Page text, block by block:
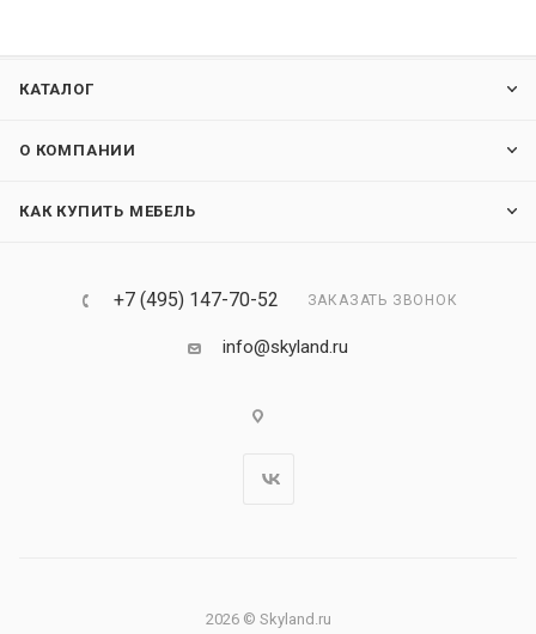
КАТАЛОГ
О КОМПАНИИ
КАК КУПИТЬ МЕБЕЛЬ
+7 (495) 147-70-52 ЗАКАЗАТЬ ЗВОНОК
info@skyland.ru
2026 © Skyland.ru